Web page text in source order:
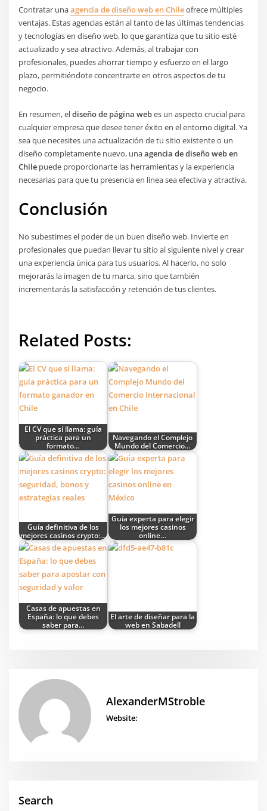
Contratar unaagencia de diseño web en Chileofrece múltiples
ventajas. Estas agencias están al tanto de las últimas tendencias
y tecnologías en diseño web, lo que garantiza que tu sitio esté
actualizado y sea atractivo. Además, al trabajar con
profesionales, puedes ahorrar tiempo y esfuerzo en el largo
plazo, permitiéndote concentrarte en otros aspectos de tu
negocio.
En resumen, eldiseño de página webes un aspecto crucial para
cualquier empresa que desee tener éxito en el entorno digital. Ya
sea que necesites una actualización de tu sitio existente o un
diseño completamente nuevo, unaagencia de diseño web en
Chile puede proporcionarte las herramientas y la experiencia
necesarias para que tu presencia en línea sea efectiva y atractiva.
Conclusión
No subestimes el poder de un buen diseño web. Invierte en
profesionales que puedan llevar tu sitio al siguiente nivel y crear
una experiencia única para tus usuarios. Al hacerlo, no solo
mejorarás la imagen de tu marca, sino que también
incrementarás la satisfacción y retención de tus clientes.
Related Posts:
El CV que sí llama: guía
práctica para un
formato…
Navegando el Complejo
Mundo del Comercio…
Guía definitiva de los
mejores casinos crypto:…
Guía experta para elegir
los mejores casinos
online…
Casas de apuestas en
España: lo que debes
saber para…
El arte de diseñar para la
web en Sabadell
AlexanderMStroble
Website:
Search